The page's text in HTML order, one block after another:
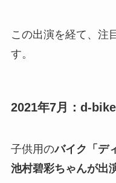
この出演を経て、注
す。
2021年7月：d-
子供用のバイク「デ
池村碧彩ちゃんが出